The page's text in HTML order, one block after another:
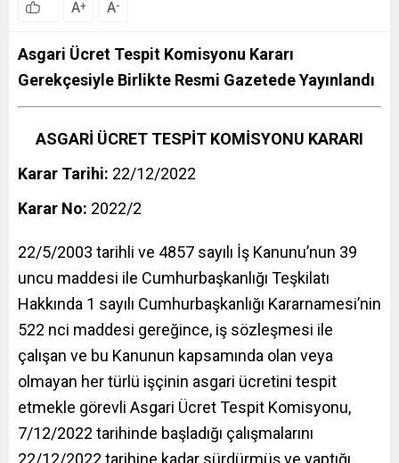
A+ A-
Asgari Ücret Tespit Komisyonu Kararı
Gerekçesiyle Birlikte Resmi Gazetede Yayınlandı
ASGARİ ÜCRET TESPİT KOMİSYONU KARARI
Karar Tarihi: 22/12/2022
Karar No: 2022/2
22/5/2003 tarihli ve 4857 sayılı İş Kanunu’nun 39
uncu maddesi ile Cumhurbaşkanlığı Teşkilatı
Hakkında 1 sayılı Cumhurbaşkanlığı Kararnamesi’nin
522 nci maddesi gereğince, iş sözleşmesi ile
çalışan ve bu Kanunun kapsamında olan veya
olmayan her türlü işçinin asgari ücretini tespit
etmekle görevli Asgari Ücret Tespit Komisyonu,
7/12/2022 tarihinde başladığı çalışmalarını
22/12/2022 tarihine kadar sürdürmüş ve yaptığı